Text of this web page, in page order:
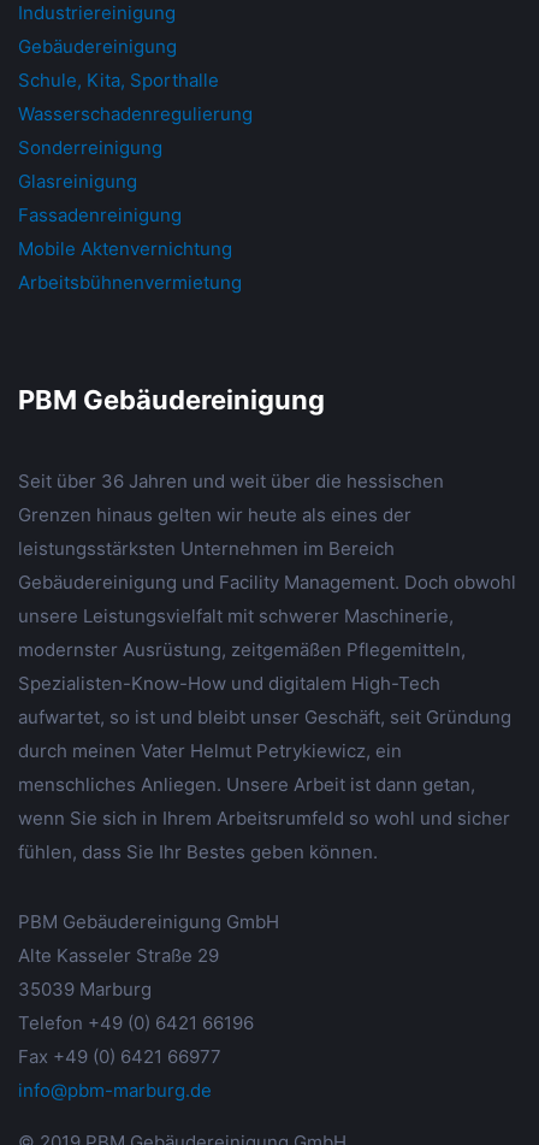
Industriereinigung
Gebäudereinigung
Schule, Kita, Sporthalle
Wasserschadenregulierung
Sonderreinigung
Glasreinigung
Fassadenreinigung
Mobile Aktenvernichtung
Arbeitsbühnenvermietung
PBM Gebäudereinigung
Seit über 36 Jahren und weit über die hessischen
Grenzen hinaus gelten wir heute als eines der
leistungsstärksten Unternehmen im Bereich
Gebäudereinigung und Facility Management. Doch obwohl
unsere Leistungsvielfalt mit schwerer Maschinerie,
modernster Ausrüstung, zeitgemäßen Pflegemitteln,
Spezialisten-Know-How und digitalem High-Tech
aufwartet, so ist und bleibt unser Geschäft, seit Gründung
durch meinen Vater Helmut Petrykiewicz, ein
menschliches Anliegen. Unsere Arbeit ist dann getan,
wenn Sie sich in Ihrem Arbeitsrumfeld so wohl und sicher
fühlen, dass Sie Ihr Bestes geben können.
PBM Gebäudereinigung GmbH
Alte Kasseler Straße 29
35039 Marburg
Telefon +49 (0) 6421 66196
Fax +49 (0) 6421 66977
info@pbm-marburg.de